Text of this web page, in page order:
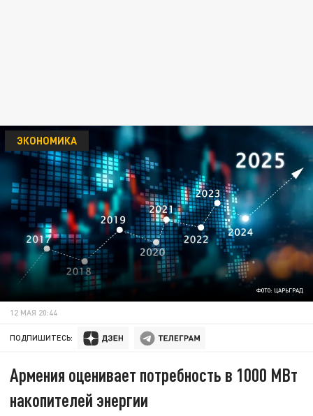
ФОТО: ЦАРЬГРАД
ЭКОНОМИКА
12 МАЯ 20:44
ПОДПИШИТЕСЬ:
Армения оценивает потребность в 1000 МВт
накопителей энергии